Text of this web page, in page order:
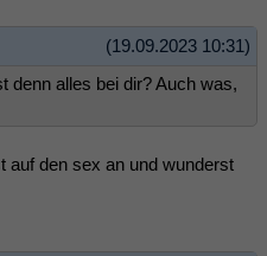
(19.09.2023 10:31)
denn alles bei dir? Auch was,
auf den sex an und wunderst